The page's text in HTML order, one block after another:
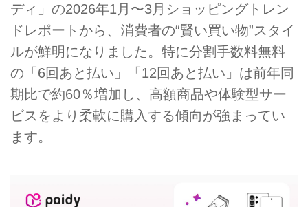
ディ」の2026年1月〜3月ショッピングトレン
ドレポートから、消費者の“賢い買い物”スタイ
ルが鮮明になりました。特に分割手数料無料
の「6回あと払い」「12回あと払い」は前年同
期比で約60％増加し、高額商品や体験型サー
ビスをより柔軟に購入する傾向が強まってい
ます。